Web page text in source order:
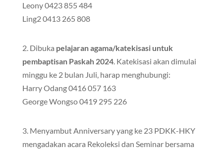
Leony 0423 855 484
Ling2 0413 265 808
2. Dibuka pelajaran agama/katekisasi untuk
pembaptisan Paskah 2024. Katekisasi akan dimulai
minggu ke 2 bulan Juli, harap menghubungi:
Harry Odang 0416 057 163
George Wongso 0419 295 226
3. Menyambut Anniversary yang ke 23 PDKK-HKY
mengadakan acara Rekoleksi dan Seminar bersama